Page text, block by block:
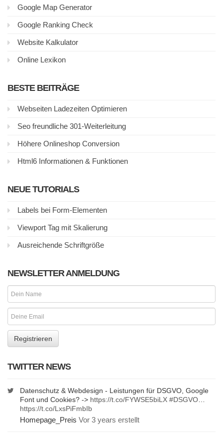
Google Map Generator
Google Ranking Check
Website Kalkulator
Online Lexikon
BESTE BEITRÄGE
Webseiten Ladezeiten Optimieren
Seo freundliche 301-Weiterleitung
Höhere Onlineshop Conversion
Html6 Informationen & Funktionen
NEUE TUTORIALS
Labels bei Form-Elementen
Viewport Tag mit Skalierung
Ausreichende Schriftgröße
NEWSLETTER ANMELDUNG
TWITTER NEWS
Datenschutz & Webdesign - Leistungen für DSGVO, Google
Font und Cookies? -> https://t.co/FYWSE5biLX #DSGVO…
https://t.co/LxsPiFmbIb
Homepage_Preis Vor 3 years erstellt